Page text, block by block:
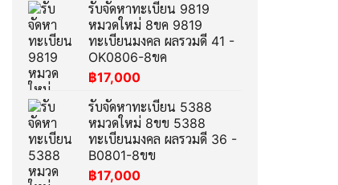
รับจัดหาทะเบียน 9819
หมวดใหม่ 8ขค 9819
ทะเบียนมงคล ผลรวมดี 41 -
OK0806-8ขค
฿17,000
รับจัดหาทะเบียน 5388
หมวดใหม่ 8ขข 5388
ทะเบียนมงคล ผลรวมดี 36 -
B0801-8ขข
฿17,000